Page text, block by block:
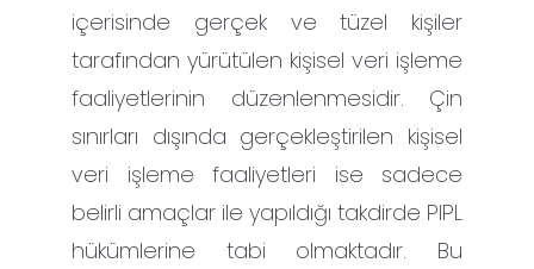
içerisinde gerçek ve tüzel kişiler
tarafından yürütülen kişisel veri işleme
faaliyetlerinin düzenlenmesidir. Çin
sınırları dışında gerçekleştirilen kişisel
veri işleme faaliyetleri ise sadece
belirli amaçlar ile yapıldığı takdirde PIPL
hükümlerine tabi olmaktadır. Bu